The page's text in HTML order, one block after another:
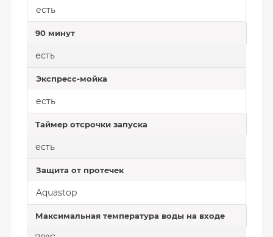
есть
90 минут
есть
Экспресс-мойка
есть
Таймер отсрочки запуска
есть
Защита от протечек
Aquastop
Максимальная температура воды на входе